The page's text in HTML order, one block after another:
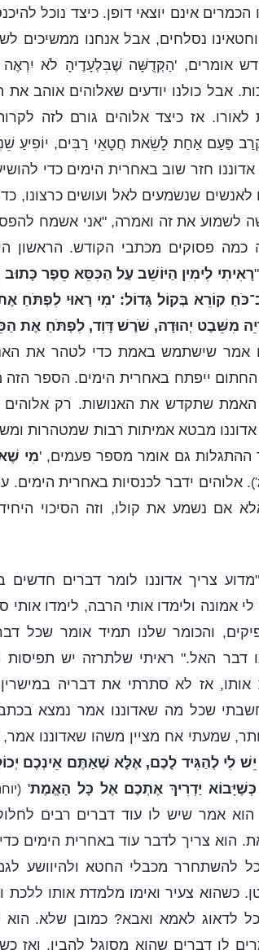
אינם יוצאי דופן. כיצד נוכל
וחטאינו נסלחים, אבל אנחנו ממשיכים
אומרים, 'הַקְּדֻשָּׁה שֶׁבִּלְעָדֶיהָ לֹא
אבל כולנו יודעים שאלוהים אוהב
לאורו. אז כיצד אלוהים גורם לזה
פַּעַם אַחַת לָשֵׂאת חֲטָאֵי רַבִּים, יוֹפִיעַ
אדוננו חזר שוב באחרית הימים כדי
שנשמעים לאל ועושים כרצונו,
לשמוע את זה ואמרה, "אני אשמח
כמה פסוקים מכתבי הקודש. הראשון
רָאִיתִי לִימִין הַיּוֹשֵׁב עַל הַכִּסֵּא סֵפֶר
קוֹרֵא בְּקוֹל גָּדוֹל: 'מִי רָאוּי לִפְתֺּחַ
מִשֵּׁבֶט יְהוּדָה, שֺׁרֶשׁ דָּוִד, לִפְתֺּחַ אֶת
אמר שישתמש באמת כדי לטהר את
ייפתח באחרית הימים. הספר הזה
שתקדש את האנושות. רק אלוהים
מבטא אמיתות רבות שמטהרות
ההתגלות גם אומר מספר פעמים, 'מִי
. אלוהים ידבר לכנסיות באחרית הימים.
אם נשמע את קולו, וזה הסיכוי
צריך אדוננו לומר דברים חדשים
אמונה ולימדו אותי הרבה, לימדו אותי
והכומר שלנו תמיד אומר שכל
האל." ראיתי שלתרזה יש תפיסות
אז לא סתרתי את דבריה
שכל מה שאדוננו אמר נמצא
שמעתי אח מציין משהו שאדוננו
יֵשׁ לִי לְהַגִּיד לָכֶם, אֶלָּא שֶׁאַתֶּם אֵינְכֶם
יַדְרִיךְ אֶתְכֶם אֶל כָּל הָאֱמֶת'
הוא אמר שיש לו עוד דברים רבים
הוא צריך לדבר עוד באחרית הימים
להשתחרר מכבלי החטא ולהיוושע
כשהוא צעיר ואימו מלמדת אותו
לדאוג לאמא ואבא? כמובן שלא. הוא
לו דברים שהוא מסוגל להבין. ואז